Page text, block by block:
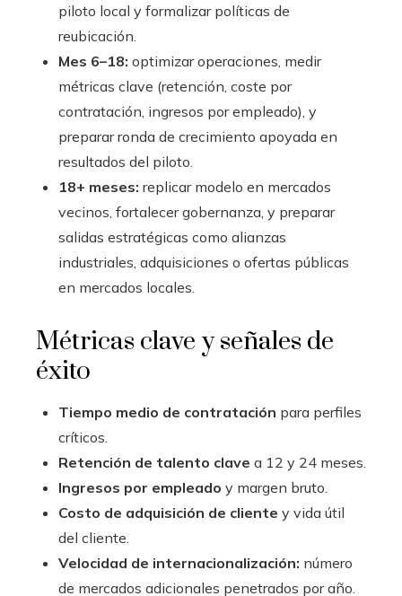
piloto local y formalizar políticas de
reubicación.
Mes 6–18: optimizar operaciones, medir
métricas clave (retención, coste por
contratación, ingresos por empleado), y
preparar ronda de crecimiento apoyada en
resultados del piloto.
18+ meses: replicar modelo en mercados
vecinos, fortalecer gobernanza, y preparar
salidas estratégicas como alianzas
industriales, adquisiciones o ofertas públicas
en mercados locales.
Métricas clave y señales de
éxito
Tiempo medio de contratación para perfiles
críticos.
Retención de talento clave a 12 y 24 meses.
Ingresos por empleado y margen bruto.
Costo de adquisición de cliente y vida útil
del cliente.
Velocidad de internacionalización: número
de mercados adicionales penetrados por año.